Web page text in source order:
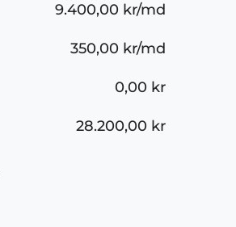
9.400,00 kr/md
350,00 kr/md
0,00 kr
28.200,00 kr